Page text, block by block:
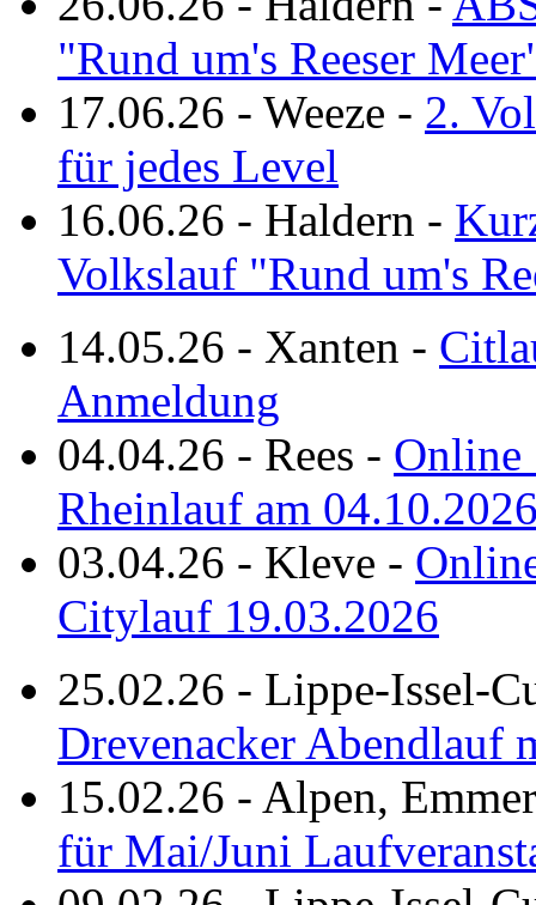
"Rund um's Reeser
17.06.26 - Weeze - 2.
für jedes Level
16.06.26 - Haldern -
Volkslauf "Rund um's
14.05.26 - Xanten -
Anmeldung
04.04.26 - Rees - Online
Rheinlauf am
03.04.26 - Kleve -
Citylauf 19.03.2026
25.02.26 - Lippe-Issel-
Drevenacker Abendlauf
15.02.26 - Alpen,
für Mai/Juni